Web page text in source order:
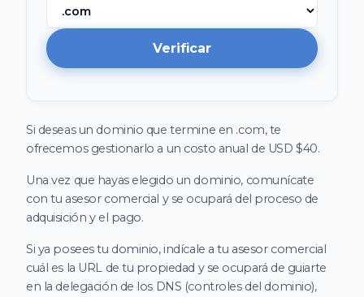
Verificar
Si deseas un dominio que termine en .com, te
ofrecemos gestionarlo a un costo anual de USD $40.
Una vez que hayas elegido un dominio, comunícate
con tu asesor comercial y se ocupará del proceso de
adquisición y el pago.
Si ya posees tu dominio, indícale a tu asesor comercial
cuál es la URL de tu propiedad y se ocupará de guiarte
en la delegación de los DNS (controles del dominio),